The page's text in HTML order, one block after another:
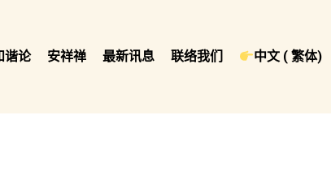
谐论 安祥禅 最新讯息 联络我们 中文 ( 繁体)